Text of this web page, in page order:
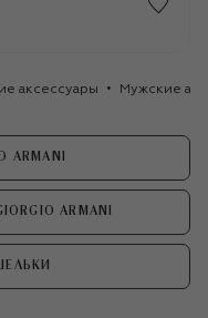
аксессуары Мужские
ARMANI
ARMANI